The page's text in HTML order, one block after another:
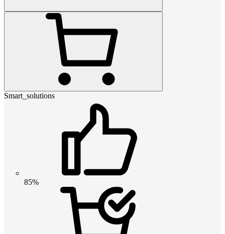
Smart_solutions
85%